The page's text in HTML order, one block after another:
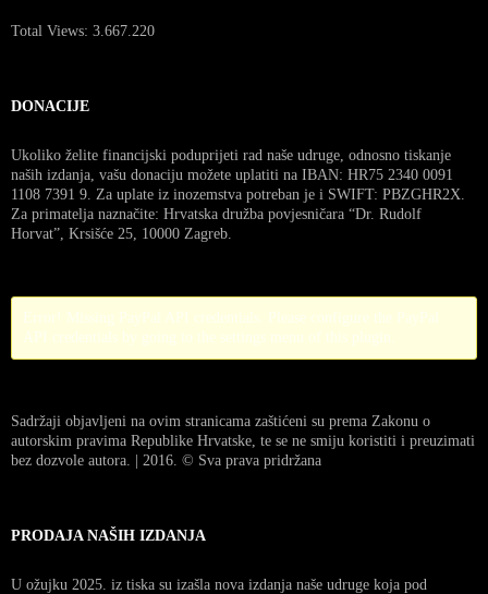
Total Views: 3.667.220
DONACIJE
Ukoliko želite financijski poduprijeti rad naše udruge, odnosno tiskanje
naših izdanja, vašu donaciju možete uplatiti na IBAN: HR75 2340 0091
1108 7391 9. Za uplate iz inozemstva potreban je i SWIFT: PBZGHR2X.
Za primatelja naznačite: Hrvatska družba povjesničara “Dr. Rudolf
Horvat”, Krsišće 25, 10000 Zagreb.
Sadržaji objavljeni na ovim stranicama zaštićeni su prema Zakonu o
autorskim pravima Republike Hrvatske, te se ne smiju koristiti i preuzimati
bez dozvole autora. | 2016. © Sva prava pridržana
PRODAJA NAŠIH IZDANJA
U ožujku 2025. iz tiska su izašla nova izdanja naše udruge koja pod